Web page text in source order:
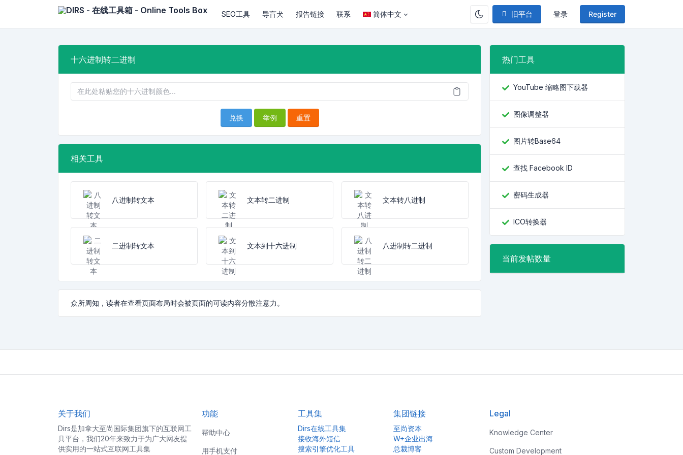
旧平台 登录 Register
SEO工具 导盲犬 报告链接 联系 简体中文
十六进制转二进制
兑换 举例 重置
相关工具
八进制转文本 文本转二进制 文本转八进制
二进制转文本 文本到十六进制 八进制转二进制
众所周知，读者在查看页面布局时会被页面的可读内容分散注意力。
热门工具
YouTube 缩略图下载器
图像调整器
图片转Base64
查找 Facebook ID
密码生成器
ICO转换器
当前发帖数量
关于我们
Dirs是加拿大至尚国际集团旗下的互联网工
具平台，我们20年来致力于为广大网友提
供实用的一站式互联网工具集
功能
帮助中心
用手机支付
工具集
Dirs在线工具集
接收海外短信
搜索引擎优化工具
集团链接
至尚资本
W+企业出海
总裁博客
Legal
Knowledge Center
Custom Development